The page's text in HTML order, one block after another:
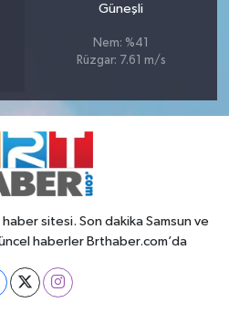
Güneşli
Nem: %41
Rüzgar: 7.61 m/s
haber sitesi. Son dakika Samsun ve
haberler Brthaber.com’da